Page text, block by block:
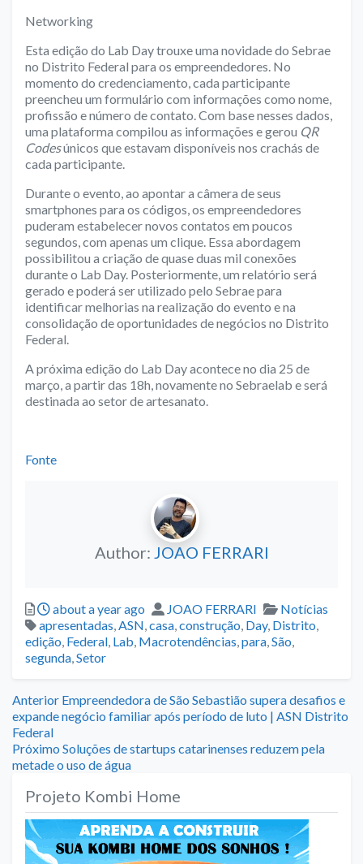
Networking
Esta edição do Lab Day trouxe uma novidade do Sebrae
no Distrito Federal para os empreendedores. No
momento do credenciamento, cada participante
preencheu um formulário com informações como nome,
profissão e número de contato. Com base nesses dados,
uma plataforma compilou as informações e gerou QR
Codesúnicos que estavam disponíveis nos crachás de
cada participante.
Durante o evento, ao apontar a câmera de seus
smartphones para os códigos, os empreendedores
puderam estabelecer novos contatos em poucos
segundos, com apenas um clique. Essa abordagem
possibilitou a criação de quase duas mil conexões
durante o Lab Day. Posteriormente, um relatório será
gerado e poderá ser utilizado pelo Sebrae para
identificar melhorias na realização do evento e na
consolidação de oportunidades de negócios no Distrito
Federal.
A próxima edição do Lab Day acontece no dia 25 de
março, a partir das 18h, novamente no Sebraelab e será
destinada ao setor de artesanato.
Fonte
Author: JOAO FERRARI
Posted
about a year ago Author
JOAO FERRARI Categories
Notícias
Tags
apresentadas ASN casa construção Day, Distrito
edição Federal Lab Macrotendências para São
segunda Setor
Navegação
de
Post
Anterior Previous
post:
Empreendedora de São Sebastião supera desafios e
expande negócio familiar após período de luto | ASN Distrito
Federal
Próximo Next
post:
Soluções de startups catarinenses reduzem pela
metade o uso de água
Projeto Kombi Home